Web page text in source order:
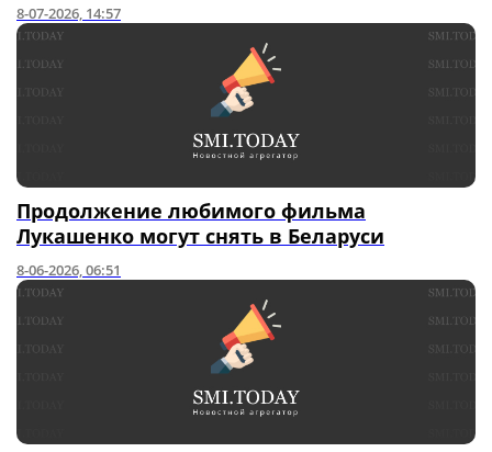
8-07-2026, 14:57
Продолжение любимого фильма
Лукашенко могут снять в Беларуси
8-06-2026, 06:51